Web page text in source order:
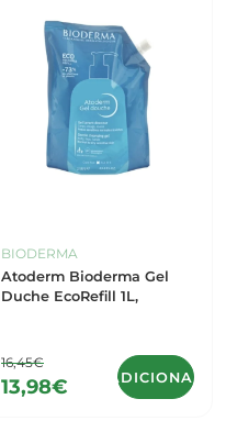
BIODERMA
Atoderm Bioderma Gel
Duche EcoRefill 1L,
16,45€
13,98€ ADICIONAR